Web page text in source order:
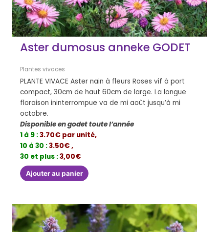
Aster dumosus anneke GODET
Plantes vivaces
PLANTE VIVACE Aster nain à fleurs Roses vif à port
compact, 30cm de haut 60cm de large. La longue
floraison ininterrompue va de mi août jusqu’à mi
octobre.
Disponible en godet toute l’année
1 à 9 :3.70€ par unité,
10 à 30 :3.50€ ,
30 et plus :3,00€
Ajouter au panier